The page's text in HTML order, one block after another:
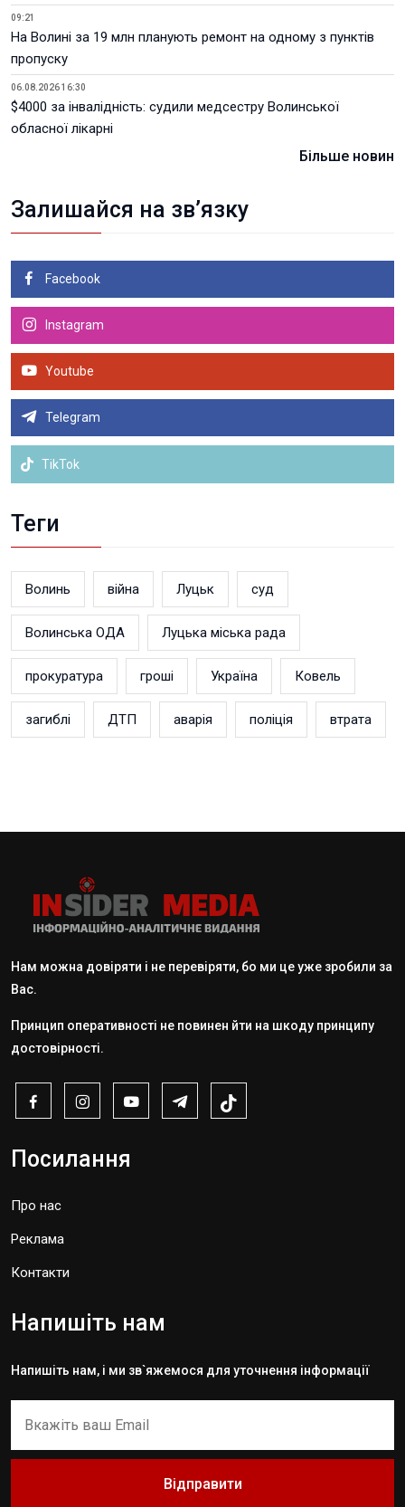
09:21
На Волині за 19 млн планують ремонт на одному з пунктів
пропуску
06.08.2026 16:30
$4000 за інвалідність: судили медсестру Волинської
обласної лікарні
Більше новин
Залишайся на зв’язку
Facebook
Instagram
Youtube
Telegram
TikTok
Теги
Волинь війна Луцьк суд
Волинська ОДА Луцька міська рада
прокуратура гроші Україна Ковель
загиблі ДТП аварія поліція втрата
Нам можна довіряти і не перевіряти, бо ми це уже зробили за
Вас.
Принцип оперативності не повинен йти на шкоду принципу
достовірності.
Посилання
Про нас
Реклама
Контакти
Напишіть нам
Напишіть нам, і ми зв`яжемося для уточнення інформації
Відправити